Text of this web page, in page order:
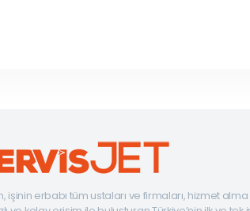
işinin erbabı tüm ustaları ve firmaları, hizmet